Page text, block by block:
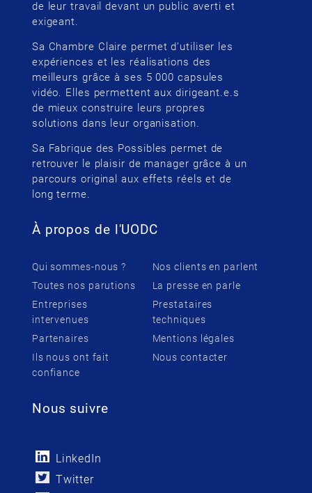
de leur travail devant un public averti et
exigeant.
Sa Chambre Claire permet d’utiliser les
expériences et les réalisations des
meilleurs grâce à ses 5 000 capsules
vidéo. Elles permettent aux dirigeant.e.s
de mieux construire leurs propres
solutions dans leur organisation.
Sa Fabrique des Possibles permet de
retrouver le plaisir de manager grâce à un
parcours original aux effets réels et de
long terme.
À propos de l'UODC
Qui sommes-nous ?
Toutes nos parutions
Entreprises
intervenues
Partenaires
Ils nous ont fait
confiance
Nos clients en parlent
La presse en parle
Prestataires
techniques
Mentions légales
Nous contacter
Nous suivre
LinkedIn
Twitter